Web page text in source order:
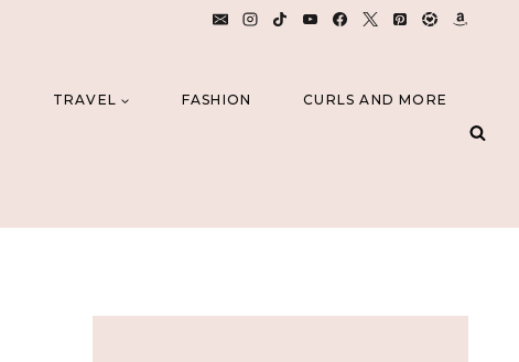
TRAVEL FASHION CURLS AND MORE